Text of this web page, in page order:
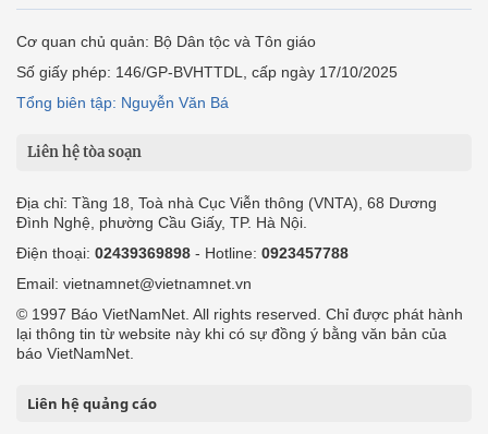
Cơ quan chủ quản: Bộ Dân tộc và Tôn giáo
Số giấy phép: 146/GP-BVHTTDL, cấp ngày 17/10/2025
Tổng biên tập: Nguyễn Văn Bá
Liên hệ tòa soạn
Địa chỉ: Tầng 18, Toà nhà Cục Viễn thông (VNTA), 68 Dương
Đình Nghệ, phường Cầu Giấy, TP. Hà Nội.
Điện thoại: 02439369898 - Hotline: 0923457788
Email: vietnamnet@vietnamnet.vn
© 1997 Báo VietNamNet. All rights reserved. Chỉ được phát hành
lại thông tin từ website này khi có sự đồng ý bằng văn bản của
báo VietNamNet.
Liên hệ quảng cáo